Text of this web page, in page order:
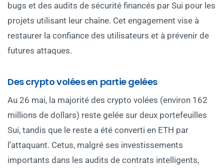
bugs et des audits de sécurité financés par Sui pour les
projets utilisant leur chaîne. Cet engagement vise à
restaurer la confiance des utilisateurs et à prévenir de
futures attaques.
Des crypto volées en partie gelées
Au 26 mai, la majorité des crypto volées (environ 162
millions de dollars) reste gelée sur deux portefeuilles
Sui, tandis que le reste a été converti en ETH par
l’attaquant. Cetus, malgré ses investissements
importants dans les audits de contrats intelligents,